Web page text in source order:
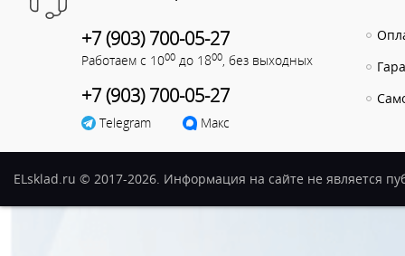
+7 (903) 700-05-27
Работаем с 1000 до 1800, без выходных
+7 (903) 700-05-27
Telegram Макс
ELsklad.ru © 2017-2026. Информация на сайте не является